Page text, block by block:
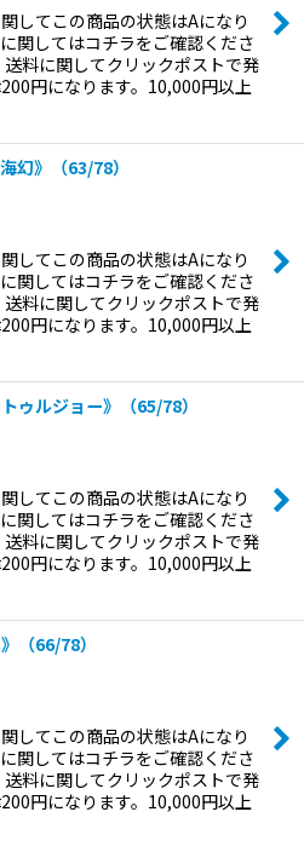
してこの商品の状態はAになり
関してはコチラをご確認くださ
料に関してクリックポストで発
円になります。10,000円以上
幻》（63/78）
してこの商品の状態はAになり
関してはコチラをご確認くださ
料に関してクリックポストで発
円になります。10,000円以上
ゥルジョー》（65/78）
してこの商品の状態はAになり
関してはコチラをご確認くださ
料に関してクリックポストで発
円になります。10,000円以上
（66/78）
してこの商品の状態はAになり
関してはコチラをご確認くださ
料に関してクリックポストで発
円になります。10,000円以上